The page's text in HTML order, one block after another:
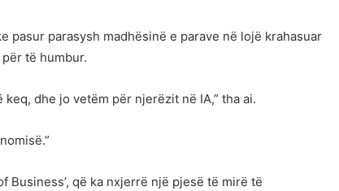
pasur parasysh madhësinë e parave në lojë krahasuar
të humbur.
dhe jo vetëm për njerëzit në IA,” tha ai.
Business’, që ka nxjerrë një pjesë të mirë të